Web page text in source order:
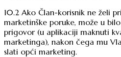
10.2 Ako Član-korisnik ne želi
marketinške poruke, može u
prigovor (u aplikaciji maknuti
marketinga), nakon čega mu
slati opći marketing.